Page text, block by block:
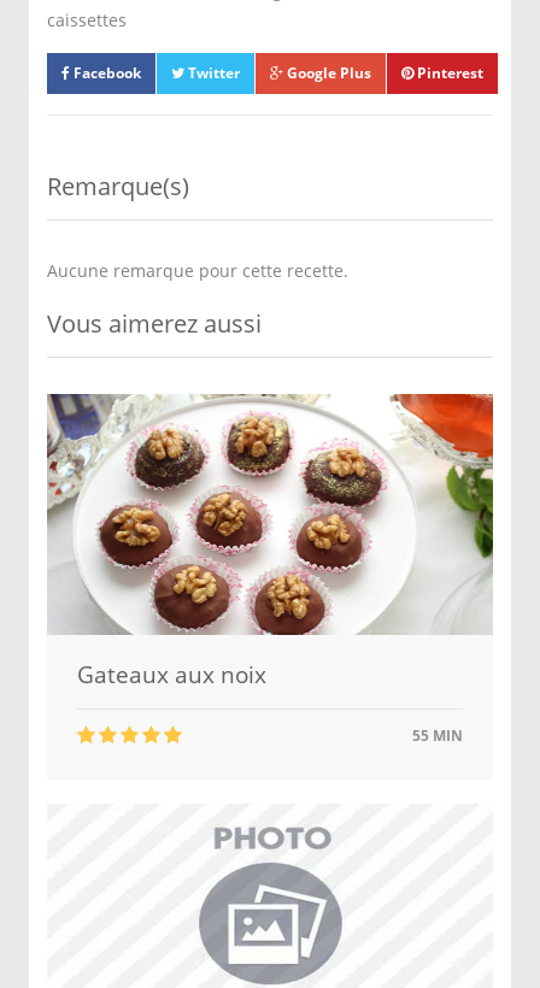
caissettes
Facebook Twitter Google Plus Pinterest
Remarque(s)
Aucune remarque pour cette recette.
Vous aimerez aussi
Gateaux aux noix
55 MIN